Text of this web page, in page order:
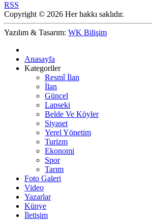
RSS
Copyright © 2026 Her hakkı saklıdır.
Yazılım & Tasarım: WK Bilişim
Anasayfa
Kategoriler
Resmî İlan
İlan
Güncel
Lapseki
Belde Ve Köyler
Siyaset
Yerel Yönetim
Turizm
Ekonomi
Spor
Tarım
Foto Galeri
Video
Yazarlar
Künye
İletişim